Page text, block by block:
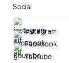
Social
Instagram
Facebook
Youtube